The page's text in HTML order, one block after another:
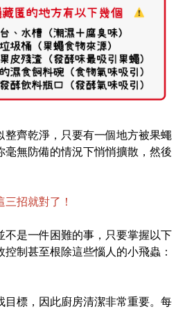
整齊乾淨，只要有一個地方被果蠅
毫無防備的情況下悄悄擴散，然後
招就對了！
不是一件困難的事，只要掌握以下
制甚至根除這些惱人的小飛蟲：
目標，因此廚房清潔非常重要。每